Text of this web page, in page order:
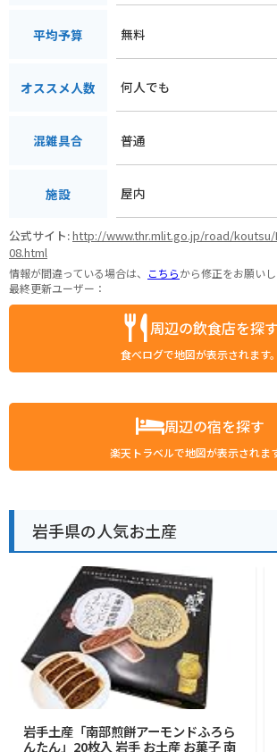
平均予算 無料
オススメ人数 何人でも
混雑具合 普通
施設 屋内
公式サイト:http://www.thr.mlit.go.jp/road/
08.html
情報が間違っている場合は、 こちらから修正をお願いし
最終更新ユーザー：
周辺の飲食店を探す
食べログで地図が表示されます。
周辺の宿を探す
楽天トラベルで地図が表示されます
岩手県の人気お土産
岩手土産「南部煎餅アーモンドふろら
んたん」20枚入 岩手 お土産 お菓子 南